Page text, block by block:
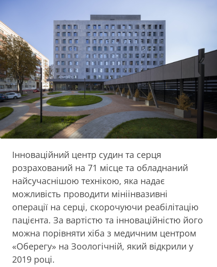
Інноваційний центр судин та серця
розрахований на 71 місце та обладнаний
найсучаснішою технікою, яка надає
можливість проводити мініінвазивні
операції на серці, скорочуючи реабілітацію
пацієнта. За вартістю та інноваційністю його
можна порівняти хіба з медичним центром
«Оберегу» на Зоологічній, який відкрили у
2019 році.